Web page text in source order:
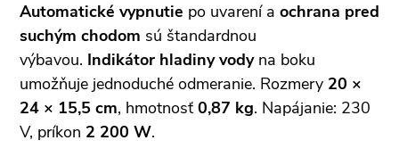
Automatické vypnutie po uvarení a ochrana pred
suchým chodom sú štandardnou
výbavou. Indikátor hladiny vodyna boku
umožňuje jednoduché odmeranie. Rozmery 20 ×
24 × 15,5 cm, hmotnosť 0,87 kg. Napájanie: 230
V, príkon 2 200 W.